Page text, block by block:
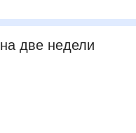
на две недели